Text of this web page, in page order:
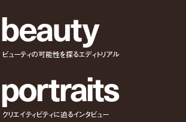
beauty
ビューティの可能性を探るエディトリアル
portraits
クリエイティビティに迫るインタビュー